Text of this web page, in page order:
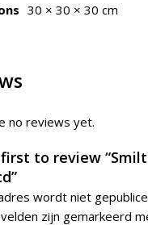
30 × 30 × 30 cm
no reviews yet.
to review
wordt niet
zijn gemarkeerd